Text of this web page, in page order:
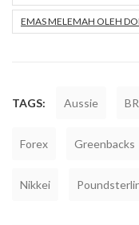
EMAS MELEMAH OLEH
TAGS: Aussie
Forex Greenbacks
Nikkei